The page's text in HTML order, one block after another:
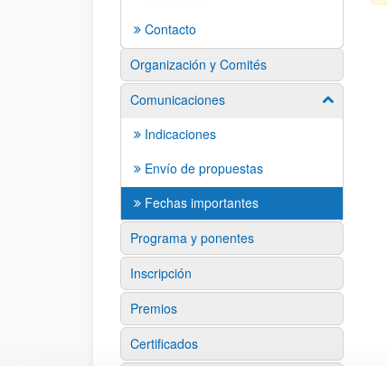
Contacto
Organización y Comités
Comunicaciones
Mostrar/
Indicaciones
Envío de propuestas
Fechas importantes
Programa y ponentes
Inscripción
Premios
Certificados